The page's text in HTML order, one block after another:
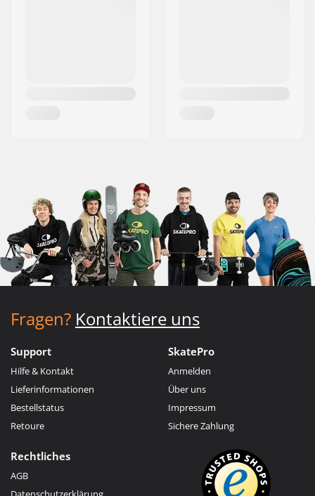
Fragen? Kontaktiere uns
Support
Hilfe & Kontakt
Lieferinformationen
Bestellstatus
Retoure
SkatePro
Anmelden
Über uns
Impressum
Sichere Zahlung
Rechtliches
AGB